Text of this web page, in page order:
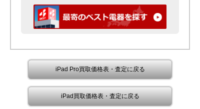
iPad Pro買取価格表・査定に戻る
iPad買取価格表・査定に戻る